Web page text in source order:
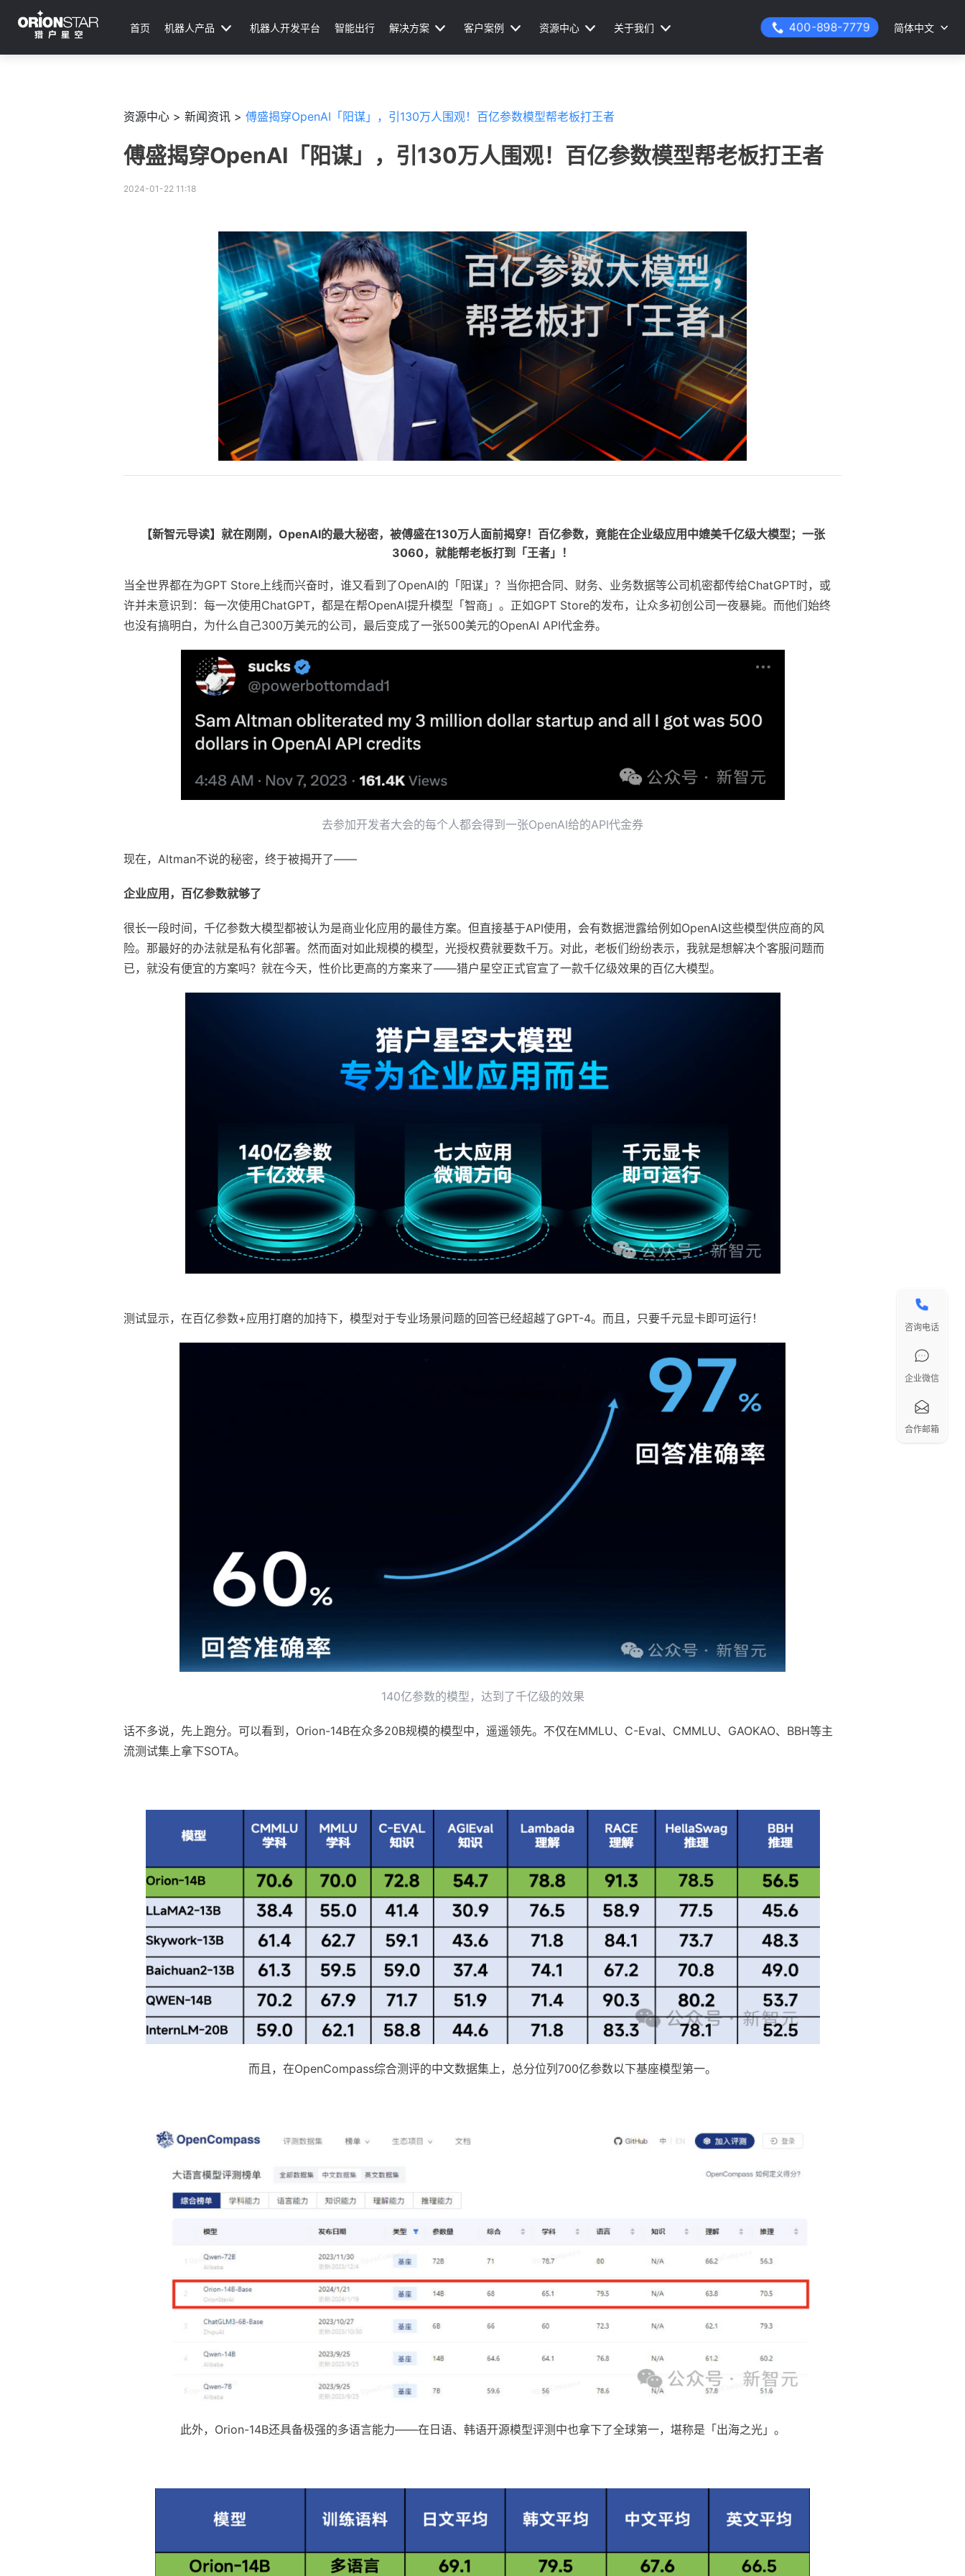
首页 机器人产品 机器人开发平台 智能出行 解决方案 客户案例 资源中心 关于我们 400-898-7779 简体中文
咨询电话
企业微信
合作邮箱
资源中心 > 新闻资讯 > 傅盛揭穿OpenAI「阳谋」，引130万人围观！百亿参数模型帮老板打王者
傅盛揭穿OpenAI「阳谋」，引130万人围观！百亿参数模型帮老板打王者
2024-01-22 11:18
【新智元导读】 就在刚刚，OpenAI的最大秘密，被傅盛在130万人面前揭穿！百亿参数，竟能在企业级应用中媲美千亿级大模型；一张
3060，就能帮老板打到「王者」！
当全世界都在为GPT Store上线而兴奋时，谁又看到了OpenAI的「阳谋」？当你把合同、财务、业务数据等公司机密都传给ChatGPT时，或
许并未意识到：每一次使用ChatGPT，都是在帮OpenAI提升模型「智商」。正如GPT Store的发布，让众多初创公司一夜暴毙。而他们始终
也没有搞明白，为什么自己300万美元的公司，最后变成了一张500美元的OpenAI API代金券。
去参加开发者大会的每个人都会得到一张OpenAI给的API代金券
现在，Altman不说的秘密，终于被揭开了——
企业应用，百亿参数就够了
很长一段时间，千亿参数大模型都被认为是商业化应用的最佳方案。但直接基于API使用，会有数据泄露给例如OpenAI这些模型供应商的风
险。那最好的办法就是私有化部署。然而面对如此规模的模型，光授权费就要数千万。对此，老板们纷纷表示，我就是想解决个客服问题而
已，就没有便宜的方案吗？就在今天，性价比更高的方案来了——猎户星空正式官宣了一款千亿级效果的百亿大模型。
测试显示，在百亿参数+应用打磨的加持下，模型对于专业场景问题的回答已经超越了GPT-4。而且，只要千元显卡即可运行！
140亿参数的模型，达到了千亿级的效果
话不多说，先上跑分。可以看到，Orion-14B在众多20B规模的模型中，遥遥领先。不仅在MMLU、C-Eval、CMMLU、GAOKAO、BBH等主
流测试集上拿下SOTA。
而且，在OpenCompass综合测评的中文数据集上，总分位列700亿参数以下基座模型第一。
此外，Orion-14B还具备极强的多语言能力——在日语、韩语开源模型评测中也拿下了全球第一，堪称是「出海之光」。